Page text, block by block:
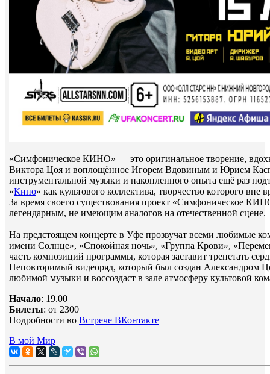
«Симфоническое КИНО» — это оригинальное творение,
Виктора Цоя и воплощённое Игорем Вдовиным и Юрием
инструментальной музыки и накопленного опыта ещё раз
«Кино» как культового коллектива, творчество которого вне
За время своего существования проект «Симфоническое
легендарным, не имеющим аналогов на отечественной сцене.
На предстоящем концерте в Уфе прозвучат всеми любимые
имени Солнце», «Спокойная ночь», «Группа Крови»,
часть композиций программы, которая заставит трепетать
Неповторимый видеоряд, который был создан Александром
любимой музыки и воссоздаст в зале атмосферу культовой
Начало: 19.00
Билеты: от 2300
Подробности во Встрече ВКонтакте
В мой Мир